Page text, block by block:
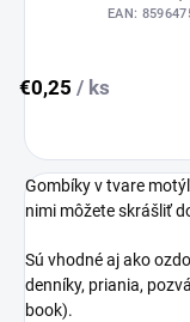
EAN:
€0,25 / ks
Gombíky v tvare
nimi môžete skrášliť
Sú vhodné aj ako
denníky, priania,
book).